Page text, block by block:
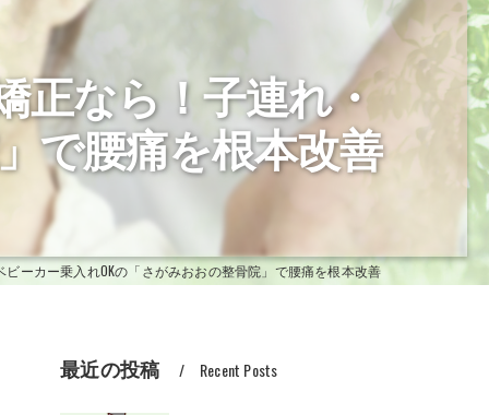
正なら！子連れ・
で腰痛を根本改善
ーカー乗入れOKの「さがみおおの整骨院」で腰痛を根本改善
最近の投稿 Recent Posts